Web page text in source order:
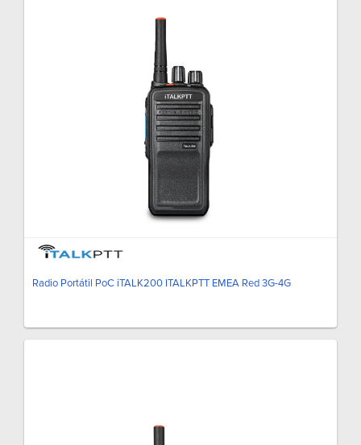
Radio Portátil PoC iTALK200 ITALKPTT EMEA Red 3G-4G